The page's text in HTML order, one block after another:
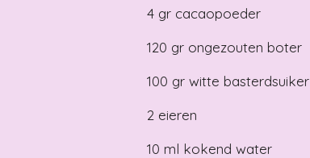
4 gr cacaopoeder
120 gr ongezouten boter
100 gr witte basterdsuiker
2 eieren
10 ml kokend water